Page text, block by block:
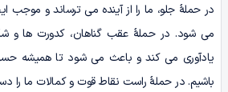
در حملۀ جلو، ما را از آینده می ترساند و موجب
می شود. در حملۀ عقب گناهان، کدورت ها و
یادآوری می کند و باعث می شود تا همیشه
باشیم. در حملۀ راست نقاط قوت و کمالات ما را